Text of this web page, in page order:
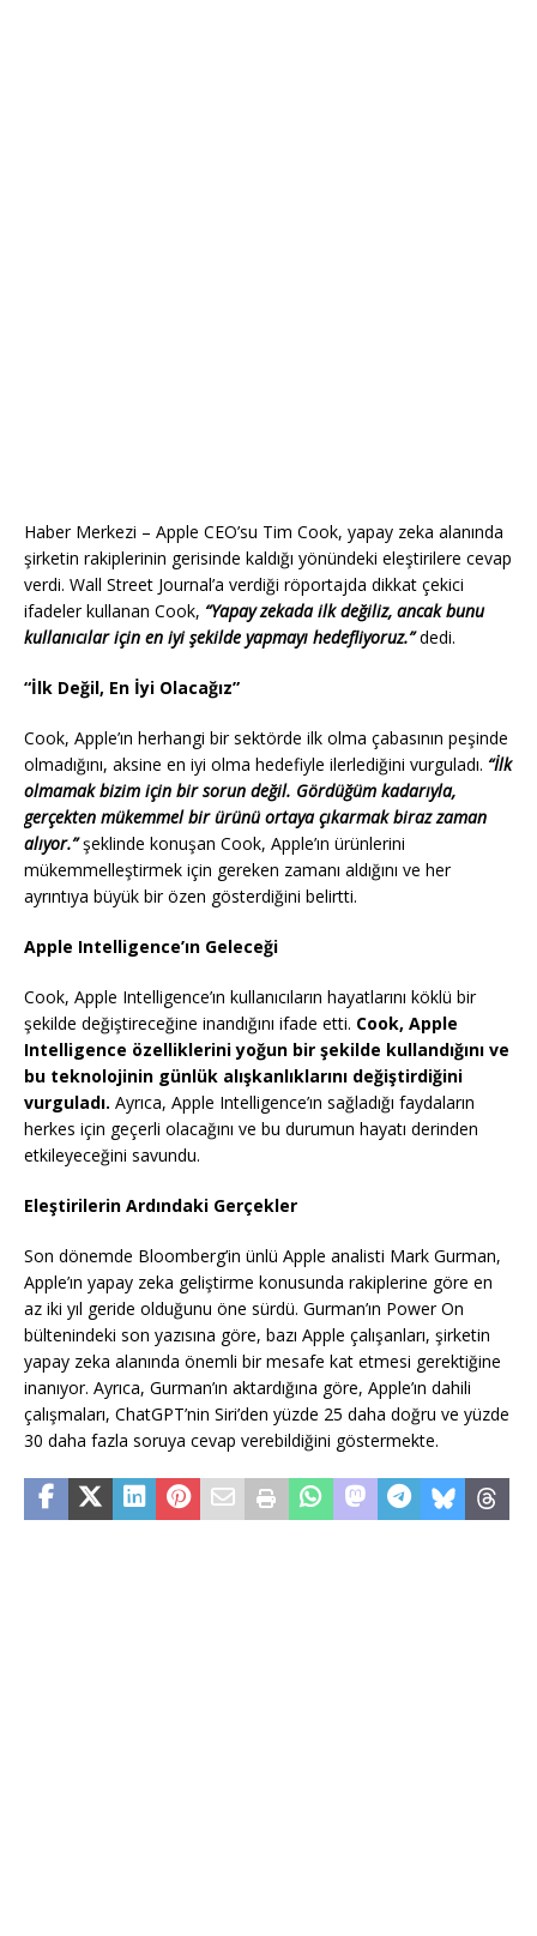
Haber Merkezi – Apple CEO’su Tim Cook, yapay zeka alanında
şirketin rakiplerinin gerisinde kaldığı yönündeki eleştirilere cevap
verdi. Wall Street Journal’a verdiği röportajda dikkat çekici
ifadeler kullanan Cook, “Yapay zekada ilk değiliz, ancak bunu
kullanıcılar için en iyi şekilde yapmayı hedefliyoruz.”dedi.
“İlk Değil, En İyi Olacağız”
Cook, Apple’ın herhangi bir sektörde ilk olma çabasının peşinde
olmadığını, aksine en iyi olma hedefiyle ilerlediğini vurguladı. “İlk
olmamak bizim için bir sorun değil. Gördüğüm kadarıyla,
gerçekten mükemmel bir ürünü ortaya çıkarmak biraz zaman
alıyor.”şeklinde konuşan Cook, Apple’ın ürünlerini
mükemmelleştirmek için gereken zamanı aldığını ve her
ayrıntıya büyük bir özen gösterdiğini belirtti.
Apple Intelligence’ın Geleceği
Cook, Apple Intelligence’ın kullanıcıların hayatlarını köklü bir
şekilde değiştireceğine inandığını ifade etti. Cook, Apple
Intelligence özelliklerini yoğun bir şekilde kullandığını ve
bu teknolojinin günlük alışkanlıklarını değiştirdiğini
vurguladı. Ayrıca, Apple Intelligence’ın sağladığı faydaların
herkes için geçerli olacağını ve bu durumun hayatı derinden
etkileyeceğini savundu.
Eleştirilerin Ardındaki Gerçekler
Son dönemde Bloomberg’in ünlü Apple analisti Mark Gurman,
Apple’ın yapay zeka geliştirme konusunda rakiplerine göre en
az iki yıl geride olduğunu öne sürdü. Gurman’ın Power On
bültenindeki son yazısına göre, bazı Apple çalışanları, şirketin
yapay zeka alanında önemli bir mesafe kat etmesi gerektiğine
inanıyor. Ayrıca, Gurman’ın aktardığına göre, Apple’ın dahili
çalışmaları, ChatGPT’nin Siri’den yüzde 25 daha doğru ve yüzde
30 daha fazla soruya cevap verebildiğini göstermekte.